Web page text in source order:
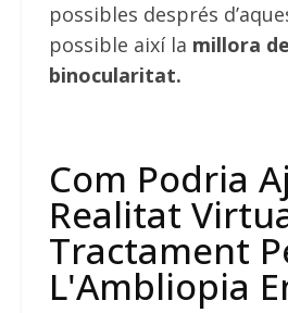
possibles després
possible així la millora
binocularitat.
Com Podria
Realitat
Tractament
L'Ambliopia